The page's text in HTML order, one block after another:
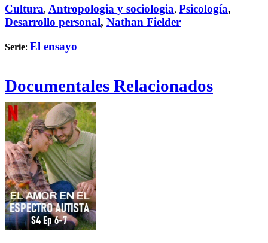
Cultura, Antropologia y sociologia, Psicología,
Desarrollo personal, Nathan Fielder
Serie: El ensayo
Documentales Relacionados